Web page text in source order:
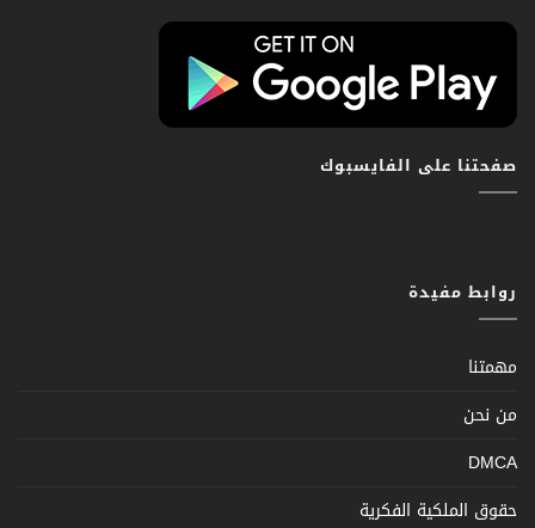
صفحتنا على الفايسبوك
روابط مفيدة
مهمتنا
من نحن
DMCA
حقوق الملكية الفكرية